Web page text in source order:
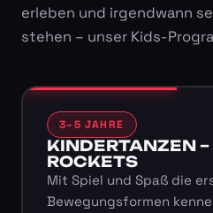
erleben und irgendwann
stehen – unser Kids-
3–5 JAHRE
KINDERTANZEN
ROCKETS
Mit Spiel und Spaß die
Bewegungsformen